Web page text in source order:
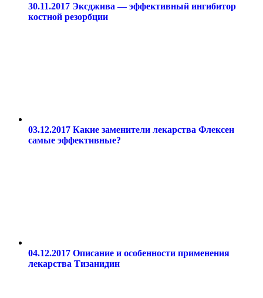
30.11.2017 Эксджива — эффективный ингибитор
костной резорбции
03.12.2017 Какие заменители лекарства Флексен
самые эффективные?
04.12.2017 Описание и особенности применения
лекарства Тизанидин